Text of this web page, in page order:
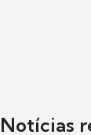
Notícias